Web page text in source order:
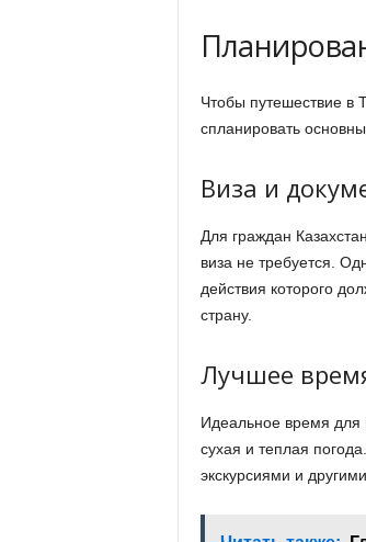
Чтобы путешествие в
спланировать
Виза и
Для граждан
виза не требуется.
действия которого
страну.
Лучшее
Идеальное время для
сухая и теплая
экскурсиями и